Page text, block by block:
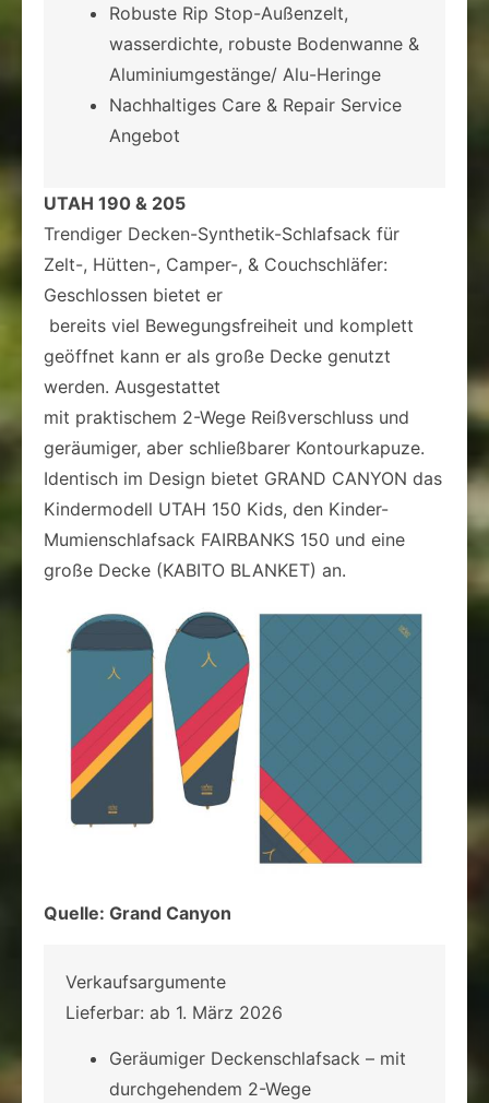
Robuste Rip Stop-Außenzelt,
wasserdichte, robuste Bodenwanne &
Aluminiumgestänge/ Alu-Heringe
Nachhaltiges Care & Repair Service
Angebot
UTAH 190 & 205
Trendiger Decken-Synthetik-Schlafsack für
Zelt-, Hütten-, Camper-, & Couchschläfer:
Geschlossen bietet er
bereits viel Bewegungsfreiheit und komplett
geöffnet kann er als große Decke genutzt
werden. Ausgestattet
mit praktischem 2-Wege Reißverschluss und
geräumiger, aber schließbarer Kontourkapuze.
Identisch im Design bietet GRAND CANYON das
Kindermodell UTAH 150 Kids, den Kinder-
Mumienschlafsack FAIRBANKS 150 und eine
große Decke (KABITO BLANKET) an.
Quelle: Grand Canyon
Verkaufsargumente
Lieferbar: ab 1. März 2026
Geräumiger Deckenschlafsack – mit
durchgehendem 2-Wege